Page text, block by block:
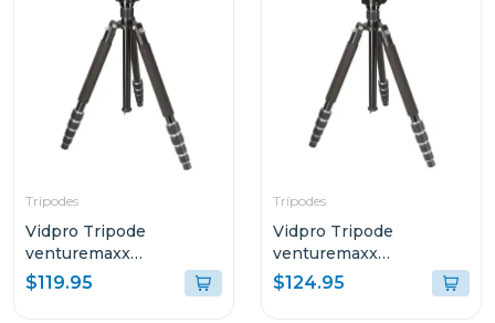
Trípodes
Vidpro Tripode
venturemaxx
professional travel at-62
$119.95
Trípodes
Vidpro Tripode
venturemaxx
professional travel at-72
$124.95